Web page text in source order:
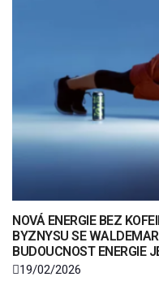
NOVÁ ENERGIE BEZ
BYZNYSU SE
BUDOUCNOST ENERGIE
19/02/2026